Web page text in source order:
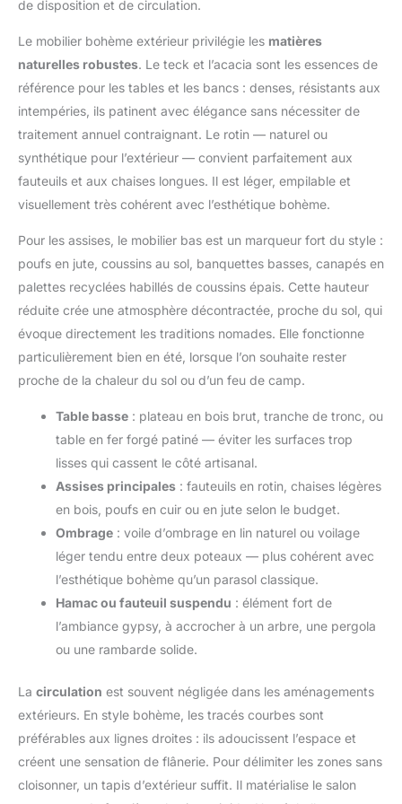
Thanksgiving, de Noël ou
les amis.
de disposition et de circulation.
Le mobilier bohème extérieur privilégie les matières
naturelles robustes. Le teck et l’acacia sont les essences de
référence pour les tables et les bancs : denses, résistants aux
intempéries, ils patinent avec élégance sans nécessiter de
traitement annuel contraignant. Le rotin — naturel ou
synthétique pour l’extérieur — convient parfaitement aux
fauteuils et aux chaises longues. Il est léger, empilable et
visuellement très cohérent avec l’esthétique bohème.
Pour les assises, le mobilier bas est un marqueur fort du style :
poufs en jute, coussins au sol, banquettes basses, canapés en
palettes recyclées habillés de coussins épais. Cette hauteur
réduite crée une atmosphère décontractée, proche du sol, qui
évoque directement les traditions nomades. Elle fonctionne
particulièrement bien en été, lorsque l’on souhaite rester
proche de la chaleur du sol ou d’un feu de camp.
Table basse : plateau en bois brut, tranche de tronc, ou
table en fer forgé patiné — éviter les surfaces trop
lisses qui cassent le côté artisanal.
Assises principales : fauteuils en rotin, chaises légères
en bois, poufs en cuir ou en jute selon le budget.
Ombrage : voile d’ombrage en lin naturel ou voilage
léger tendu entre deux poteaux — plus cohérent avec
l’esthétique bohème qu’un parasol classique.
Hamac ou fauteuil suspendu : élément fort de
l’ambiance gypsy, à accrocher à un arbre, une pergola
ou une rambarde solide.
La circulation est souvent négligée dans les aménagements
extérieurs. En style bohème, les tracés courbes sont
préférables aux lignes droites : ils adoucissent l’espace et
créent une sensation de flânerie. Pour délimiter les zones sans
cloisonner, un tapis d’extérieur suffit. Il matérialise le salon